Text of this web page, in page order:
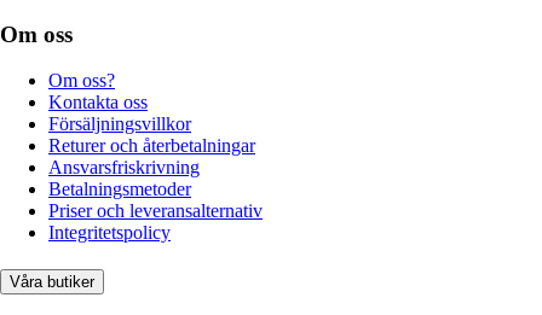
Om oss
Om oss?
Kontakta oss
Försäljningsvillkor
Returer och återbetalningar
Ansvarsfriskrivning
Betalningsmetoder
Priser och leveransalternativ
Integritetspolicy
Våra butiker